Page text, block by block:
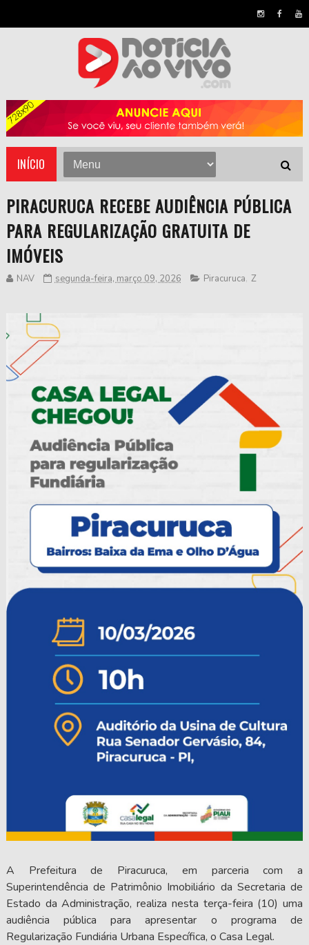
INÍCIO
PIRACURUCA RECEBE AUDIÊNCIA PÚBLICA
PARA REGULARIZAÇÃO GRATUITA DE
IMÓVEIS
NAV segunda-feira, março 09, 2026 Piracuruca, Z
A Prefeitura de Piracuruca, em parceria com a
Superintendência de Patrimônio Imobiliário da Secretaria de
Estado da Administração, realiza nesta terça-feira (10) uma
audiência pública para apresentar o programa de
Regularização Fundiária Urbana Específica, o Casa Legal.